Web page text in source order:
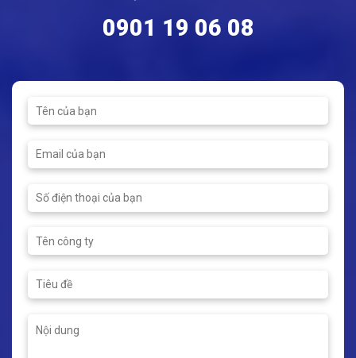
provide convenience for the
users • They are installed
0901 19 06 08